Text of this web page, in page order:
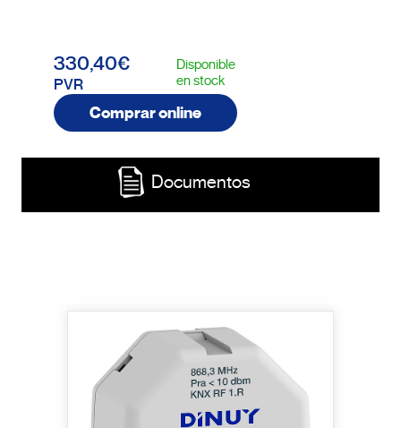
330,40€
PVR
Disponible
en stock
Comprar online
Documentos